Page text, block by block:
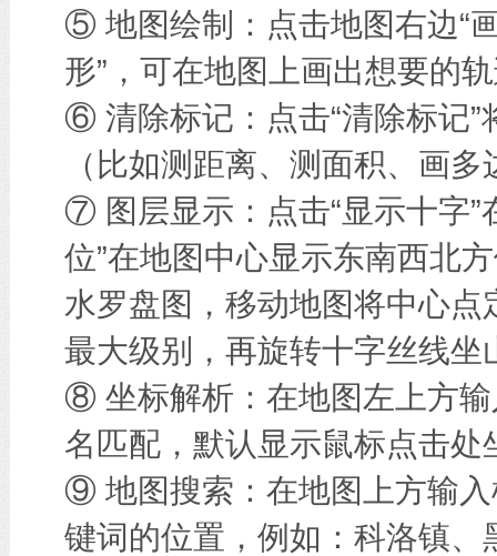
⑤ 地图绘制：点击地图右边“画
形”，可在地图上画出想要的
⑥ 清除标记：点击“清除标记
（比如测距离、测面积、画多
⑦ 图层显示：点击“显示十字”
位”在地图中心显示东南西北
水罗盘图，移动地图将中心
最大级别，再旋转十字丝线坐
⑧ 坐标解析：在地图左上方
名匹配，默认显示鼠标点击处
⑨ 地图搜索：在地图上方输
键词的位置，例如：科洛镇、